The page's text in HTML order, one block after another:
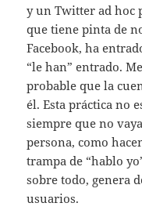
y un Twitter ad hoc
que tiene pinta de
Facebook, ha
“le han” entrado.
probable que la
él. Esta práctica no
siempre que no
persona, como
trampa de “hablo
sobre todo, genera
usuarios.